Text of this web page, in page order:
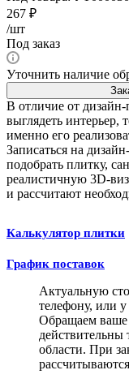
267 ₽
/шт
Под заказ
Уточнить наличие
В отличие от дизайн-
выглядеть интерьер,
именно его
Записаться на
подобрать плитку,
реалистичную 3D-
и рассчитают
Калькулятор плитки
График поставок
Актуальную
телефону, или
Обращаем
действительны
области. При